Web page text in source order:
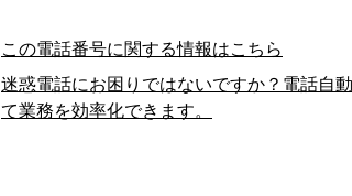
この電話番号に関する情報はこちら
迷惑電話にお困りではないですか？電話自
て業務を効率化できます。